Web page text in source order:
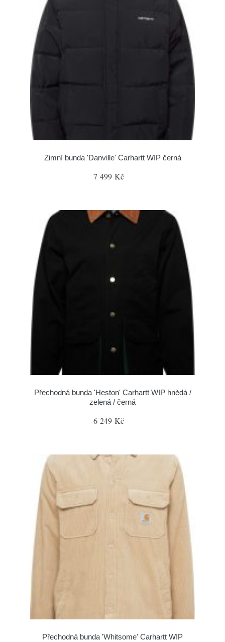
Zimní bunda 'Danville' Carhartt WIP černá
7 499 Kč
Přechodná bunda 'Heston' Carhartt WIP hnědá /
zelená / černá
6 249 Kč
Přechodná bunda 'Whitsome' Carhartt WIP